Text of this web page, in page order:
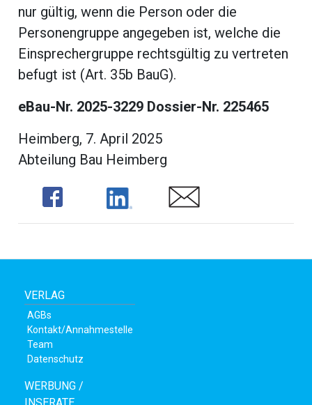
nur gültig, wenn die Person oder die
Personengruppe angegeben ist, welche die
Einsprechergruppe rechtsgültig zu vertreten
befugt ist (Art. 35b BauG).
eBau-Nr. 2025-3229 Dossier-Nr. 225465
Heimberg, 7. April 2025
Abteilung Bau Heimberg
Share Share Share
VERLAG
AGBs
Kontakt/Annahmestelle
Team
Datenschutz
WERBUNG /
INSERATE